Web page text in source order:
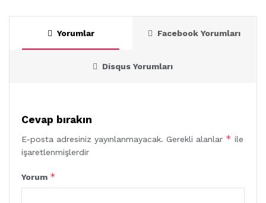
Yorumlar Facebook Yorumları
Disqus Yorumları
Cevap bırakın
E-posta adresiniz yayınlanmayacak. Gerekli alanlar * ile
işaretlenmişlerdir
Yorum *